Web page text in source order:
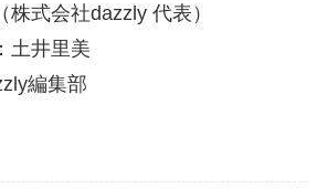
式会社dazzly 代表）
土井里美
編集部